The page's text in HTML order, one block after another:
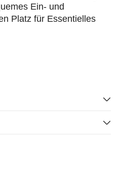
Ein- und
Platz für Essentielles